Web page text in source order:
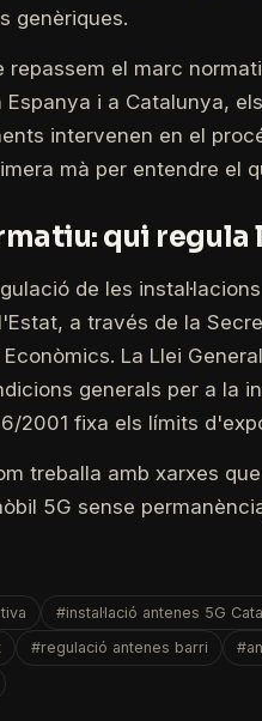
genèriques.
repassem el marc
i a Catalunya,
intervenen en el
mà per entendre el
qui regula
de les
a través de la
La Llei
generals per a la
2001 fixa els límits
treballa amb xarxes
5G sense
#instal·lació antenes 5G
#regulació antenes barri